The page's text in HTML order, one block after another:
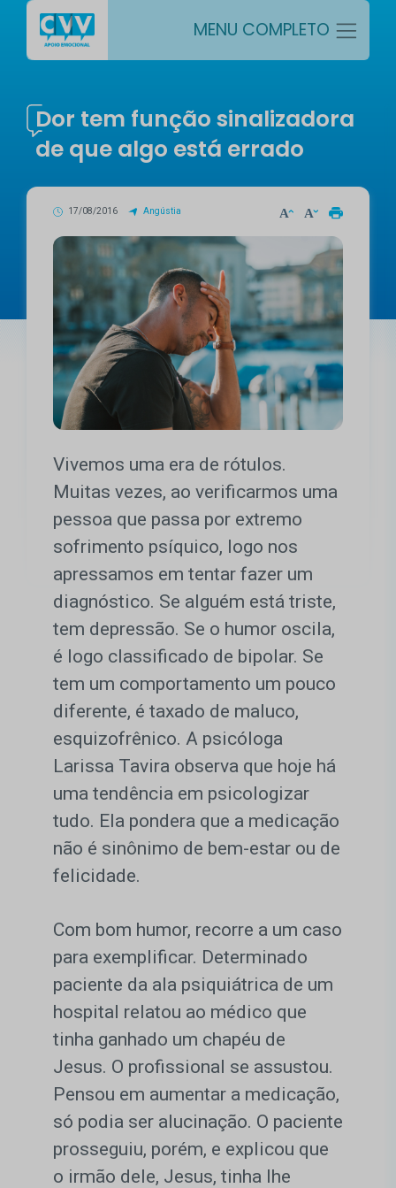
MENU COMPLETO
Dor tem função sinalizadora
de que algo está errado
17/08/2016 Angústia
Vivemos uma era de rótulos.
Muitas vezes, ao verificarmos uma
pessoa que passa por extremo
sofrimento psíquico, logo nos
apressamos em tentar fazer um
diagnóstico. Se alguém está triste,
tem depressão. Se o humor oscila,
é logo classificado de bipolar. Se
tem um comportamento um pouco
diferente, é taxado de maluco,
esquizofrênico. A psicóloga
Larissa Tavira observa que hoje há
uma tendência em psicologizar
tudo. Ela pondera que a medicação
não é sinônimo de bem-estar ou de
felicidade.
Com bom humor, recorre a um caso
para exemplificar. Determinado
paciente da ala psiquiátrica de um
hospital relatou ao médico que
tinha ganhado um chapéu de
Jesus. O profissional se assustou.
Pensou em aumentar a medicação,
só podia ser alucinação. O paciente
prosseguiu, porém, e explicou que
o irmão dele, Jesus, tinha lhe